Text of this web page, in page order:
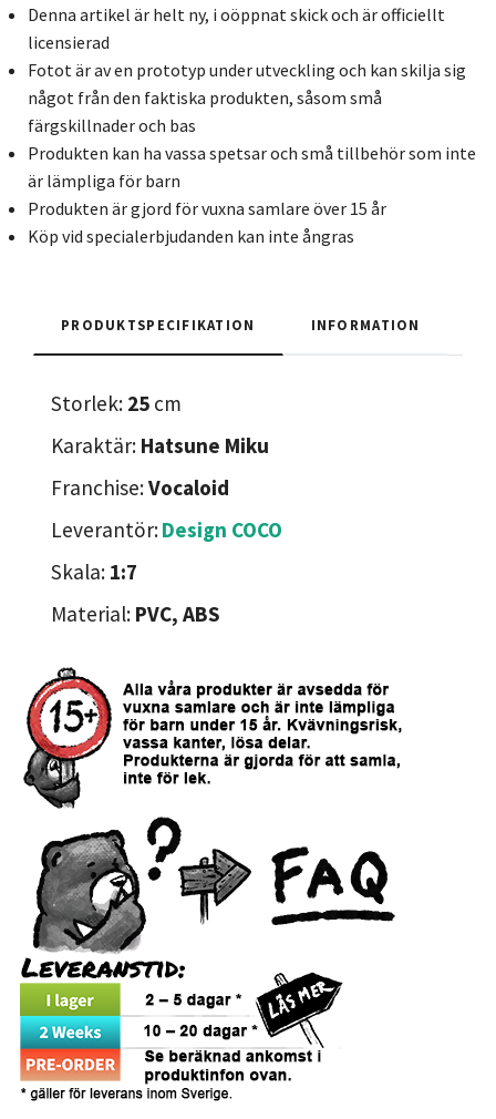
Denna artikel är helt ny, i oöppnat skick och är officiellt
licensierad
Fotot är av en prototyp under utveckling och kan skilja sig
något från den faktiska produkten, såsom små
färgskillnader och bas
Produkten kan ha vassa spetsar och små tillbehör som inte
är lämpliga för barn
Produkten är gjord för vuxna samlare över 15 år
Köp vid specialerbjudanden kan inte ångras
PRODUKTSPECIFIKATION INFORMATION
Storlek: 25 cm
Karaktär: Hatsune Miku
Franchise:Vocaloid
Leverantör:Design COCO
Skala: 1:7
Material: PVC, ABS